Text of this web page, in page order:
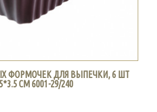
ФОРМОЧЕК ДЛЯ ВЫПЕЧКИ, 6 ШТ
СМ 6001-29/240